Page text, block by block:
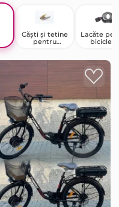
Căști și tetine
pentru
Lacăte
biciclete